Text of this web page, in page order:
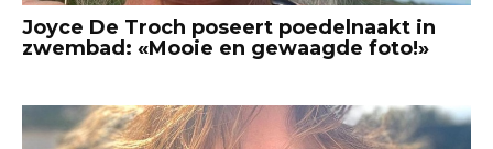
Joyce De Troch poseert poedelnaakt in
zwembad: «Mooie en gewaagde foto!»